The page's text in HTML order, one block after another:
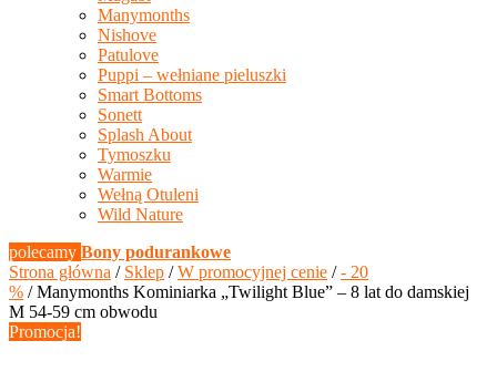
Manymonths
Nishove
Patulove
Puppi – wełniane pieluszki
Smart Bottoms
Sonett
Splash About
Tymoszku
Warmie
Wełną Otuleni
Wild Nature
polecamy Bony podurankowe
Strona główna / Sklep /W promocyjnej cenie /- 20
% / Manymonths Kominiarka „Twilight Blue” – 8 lat do damskiej
M 54-59 cm obwodu
Promocja!